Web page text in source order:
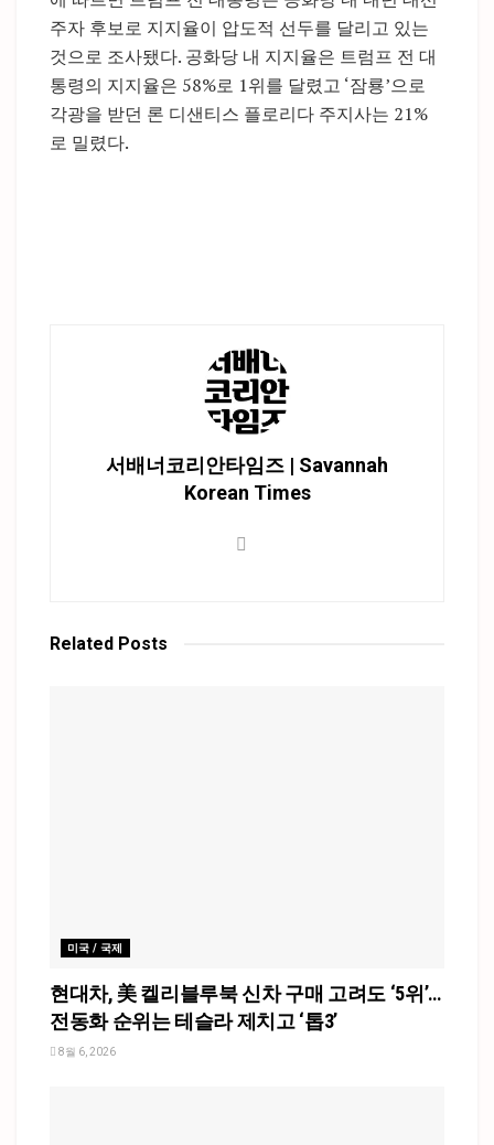
주자 후보로 지지율이 압도적 선두를 달리고 있는
것으로 조사됐다. 공화당 내 지지율은 트럼프 전 대
통령의 지지율은 58%로 1위를 달렸고 ‘잠룡’으로
각광을 받던 론 디샌티스 플로리다 주지사는 21%
로 밀렸다.
서배너코리안타임즈 | Savannah
Korean Times
Related Posts
미국 / 국제
현대차, 美 켈리블루북 신차 구매 고려도 ‘5위’…
전동화 순위는 테슬라 제치고 ‘톱3’
8월 6, 2026